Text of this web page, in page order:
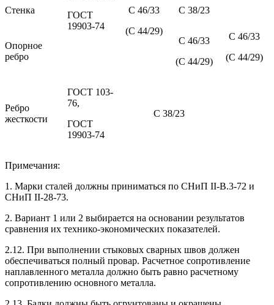
ГОСТ
19903-74
С 46/33
(С 44/29)
С 46/33
(С 44/29)
Стенка С 38/23
Опорное
ребро
С 46/33
(С 44/29)
Ребро
жесткости
ГОСТ 103-
76,
ГОСТ
19903-74
С 38/23
Примечания:
1. Марки сталей должны приниматься по СНиП II-В.3-72 и
СНиП II-28-73.
2. Вариант 1 или 2 выбирается на основании результатов
сравнения их технико-экономических показателей.
2.12. При выполнении стыковых сварных швов должен
обеспечиваться полный провар. Расчетное сопротивление
наплавленного металла должно быть равно расчетному
сопротивлению основного металла.